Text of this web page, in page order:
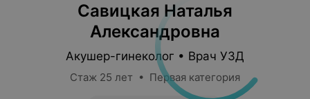
Савицкая Наталья
Александровна
Акушер-гинеколог • Врач УЗД
Стаж 25 лет • Первая категория